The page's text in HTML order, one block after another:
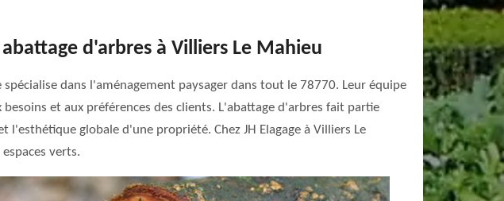
d'arbres à Villiers Le Mahieu
dans l'aménagement paysager dans tout le 78770. Leur équipe
et aux préférences des clients. L'abattage d'arbres fait partie
globale d'une propriété. Chez JH Elagage à Villiers Le
verts.